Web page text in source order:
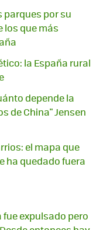
parques por su
los que más
la España rural
depende la
de China" Jensen
el mapa que
ha quedado fuera
fue expulsado pero